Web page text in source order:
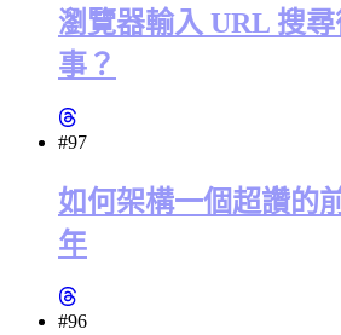
瀏覽器輸入 URL 搜
事？
#97
如何架構一個超讚的
年
#96